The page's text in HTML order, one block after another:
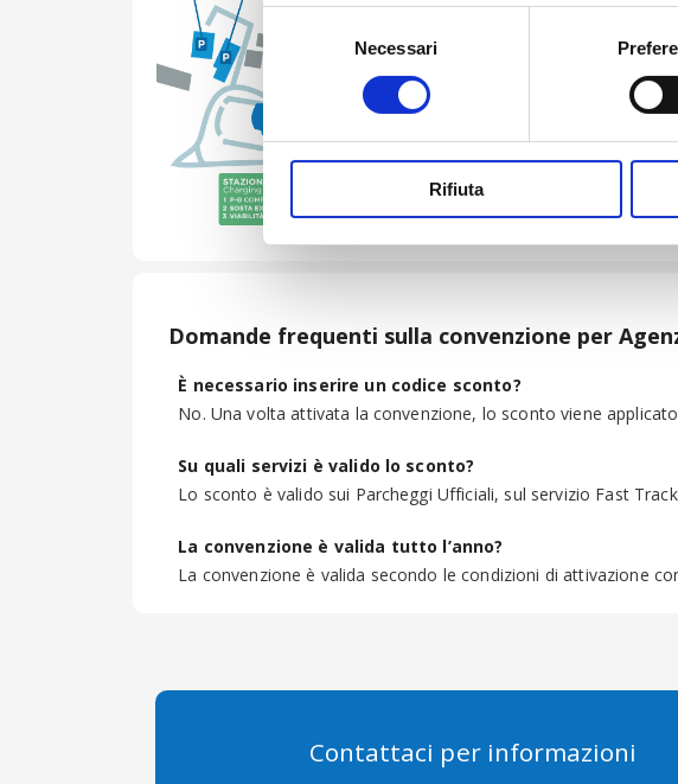
del
Necessari
Rifiuta
Domande frequenti sulla convenzione per
È necessario inserire un codice sconto?
No. Una volta attivata la convenzione, lo sconto viene
Su quali servizi è valido lo sconto?
Lo sconto è valido sui Parcheggi Ufficiali, sul servizio Fast
La convenzione è valida tutto l’anno?
La convenzione è valida secondo le condizioni di attivazione
Contattaci per informazioni